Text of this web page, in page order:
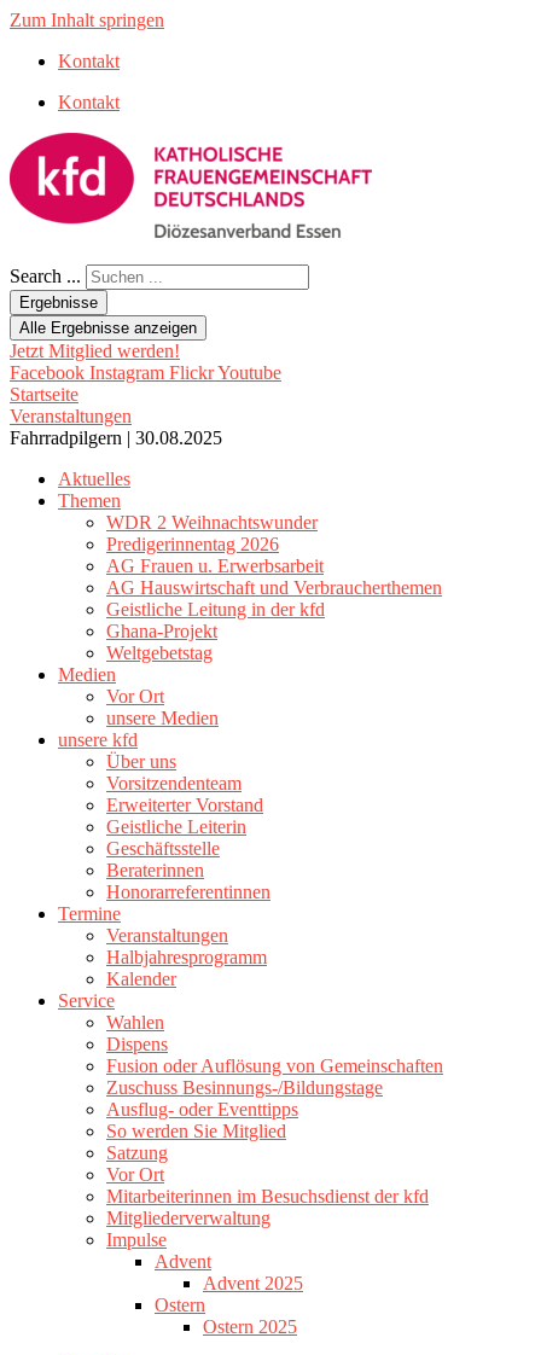
Zum Inhalt springen
Kontakt
Kontakt
Search ...
Ergebnisse
Alle Ergebnisse anzeigen
Jetzt Mitglied werden!
Facebook Instagram FlickrYoutube
Startseite
Veranstaltungen
Fahrradpilgern | 30.08.2025
Aktuelles
Themen
WDR 2 Weihnachtswunder
Predigerinnentag 2026
AG Frauen u. Erwerbsarbeit
AG Hauswirtschaft und Verbraucherthemen
Geistliche Leitung in der kfd
Ghana-Projekt
Weltgebetstag
Medien
Vor Ort
unsere Medien
unsere kfd
Über uns
Vorsitzendenteam
Erweiterter Vorstand
Geistliche Leiterin
Geschäftsstelle
Beraterinnen
Honorarreferentinnen
Termine
Veranstaltungen
Halbjahresprogramm
Kalender
Service
Wahlen
Dispens
Fusion oder Auflösung von Gemeinschaften
Zuschuss Besinnungs-/Bildungstage
Ausflug- oder Eventtipps
So werden Sie Mitglied
Satzung
Vor Ort
Mitarbeiterinnen im Besuchsdienst der kfd
Mitgliederverwaltung
Impulse
Advent
Advent 2025
Ostern
Ostern 2025